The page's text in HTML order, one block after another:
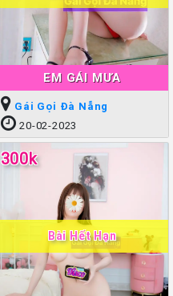
EM GÁI MƯA
Gái Gọi Đà Nẵng
20-02-2023
300k
Bài Hết Hạn